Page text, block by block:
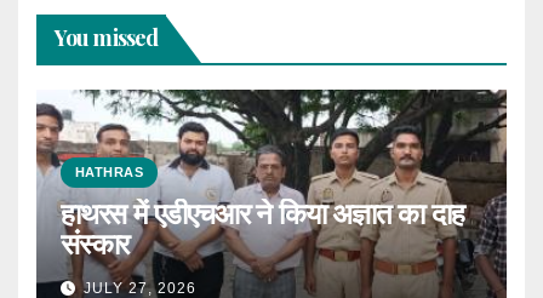
You missed
HATHRAS
हाथरस में एडीएचआर ने किया अज्ञात का दाह
संस्कार
JULY 27, 2026